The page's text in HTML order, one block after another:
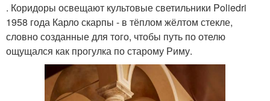
. Коридоры освещают культовые светильники Poliedri
1958 года Карло скарпы - в тёплом жёлтом стекле,
словно созданные для того, чтобы путь по отелю
ощущался как прогулка по старому Риму.